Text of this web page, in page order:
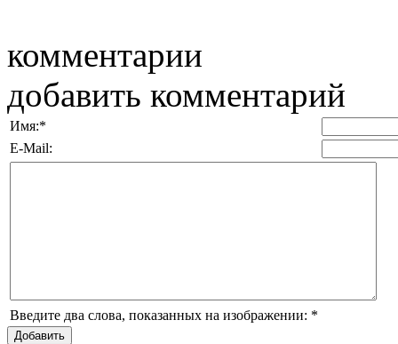
комментарии
добавить комментарий
Имя:*
E-Mail:
Введите два слова, показанных на изображении: *